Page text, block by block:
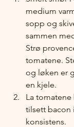
medium
sopp og
sammen
Strø
tomatene.
og løken er
en kjele.
La
tilsett bacon
konsistens.